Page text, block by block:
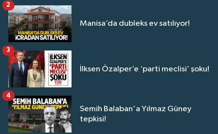
Manisa’da dubleks ev satılıyor!
2
İlksen Özalper’e ‘parti meclisi’ şoku!
3
Semih Balaban'a Yılmaz Güney
tepkisi!
4